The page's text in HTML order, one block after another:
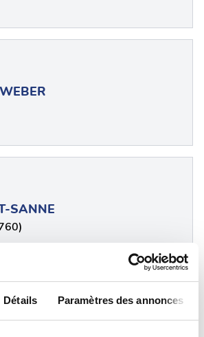
Détails Paramètres des annonces
SANNE